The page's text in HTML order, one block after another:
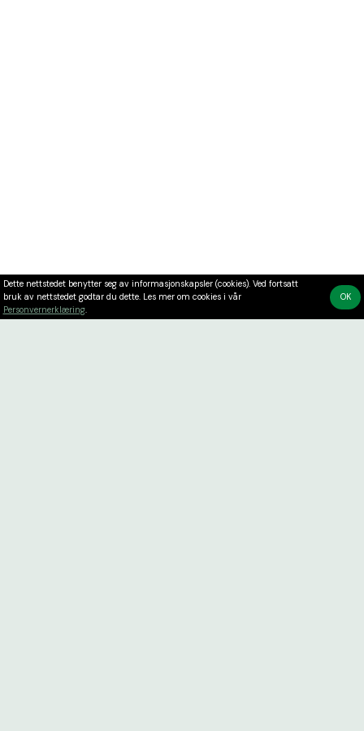
Dette nettstedet benytter seg av informasjonskapsler (cookies). Ved fortsatt
bruk av nettstedet godtar du dette. Les mer om cookies i vår
Personvernerklæring.
OK